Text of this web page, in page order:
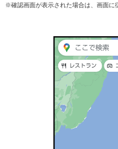
※確認画面が表示された場合は、画面に